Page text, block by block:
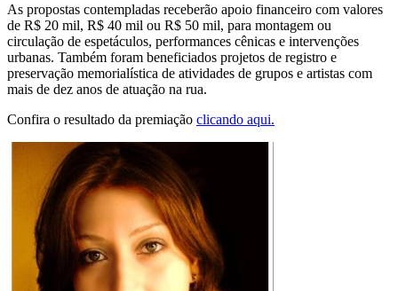
As propostas contempladas receberão apoio financeiro com valores
de R$ 20 mil, R$ 40 mil ou R$ 50 mil, para montagem ou
circulação de espetáculos, performances cênicas e intervenções
urbanas. Também foram beneficiados projetos de registro e
preservação memorialística de atividades de grupos e artistas com
mais de dez anos de atuação na rua.
Confira o resultado da premiação clicando aqui.